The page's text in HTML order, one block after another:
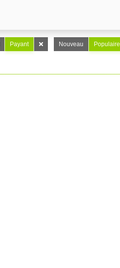
Payant Nouveau Populaire